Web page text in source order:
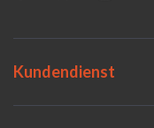
Kundendienst